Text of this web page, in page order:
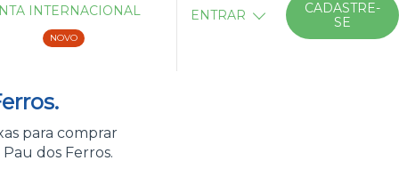
INTERNACIONAL
NOVO
ENTRAR
CADASTRE-
SE
para comprar
dos Ferros.